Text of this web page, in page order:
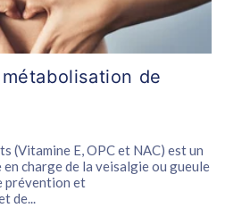
de
(Vitamine E, OPC et NAC) est un
charge de la veisalgie ou gueule
prévention et
de...